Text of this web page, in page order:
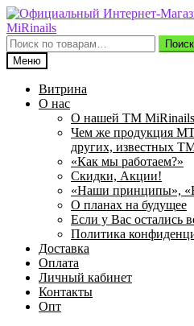
Перейти
к
навигации
Перейти
к
содержимому
Искать:
Поиск
Меню
Витрина
О нас
О нашей ТМ MiRinails
Чем же продукция МТ
других, известных
«Как мы работаем?»
Скидки, Акции!
«Наши принципы»,
О планах на будущее
Если у Вас остались
Политика
Доставка
Оплата
Личный кабинет
Контакты
Опт